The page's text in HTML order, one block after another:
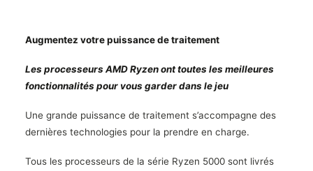
Augmentez votre puissance de traitement
Les processeurs AMD Ryzen ont toutes les meilleures
fonctionnalités pour vous garder dans le jeu
Une grande puissance de traitement s’accompagne des
dernières technologies pour la prendre en charge.
Tous les processeurs de la série Ryzen 5000 sont livrés